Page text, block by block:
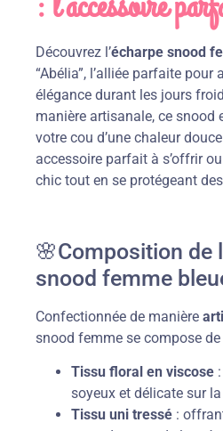
Découvrez l’écharpe snood
“Abélia”, l’alliée parfaite pour
élégance durant les jours
manière artisanale, ce snood
votre cou d’une chaleur
accessoire parfait à s’offrir
chic tout en se protégeant
🌸Composition de
snood femme
Confectionnée de manière
snood femme se compose de
Tissu floral en viscose
soyeux et délicate sur
Tissu uni tressé :